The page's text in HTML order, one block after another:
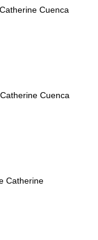
Catherine Cuenca
Catherine Cuenca
Catherine